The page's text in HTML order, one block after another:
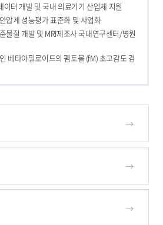
이터 개발 및 국내 의료기기 산업체 지원
압계 성능평가 표준화 및 사업화
물질 개발 및 MRI제조사 국내연구센터/병원
베타아밀로이드의 펨토몰 (fM) 초고감도 검